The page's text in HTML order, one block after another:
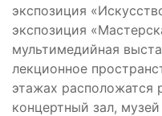
экспозиция
экспозиция
мультимедийная
лекционное
этажах расположатся
концертный зал,